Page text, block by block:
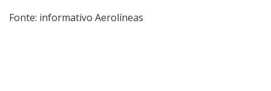
Fonte: informativo Aerolíneas